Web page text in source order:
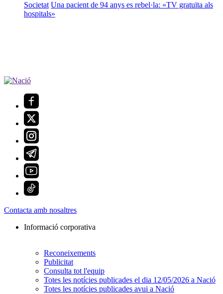
Societat Una pacient de 94 anys es rebel·la: «TV gratuïta als
hospitals»
Contacta amb nosaltres
Informació corporativa
Reconeixements
Publicitat
Consulta tot l'equip
Totes les notícies publicades el dia 12/05/2026 a Nació
Totes les notícies publicades avui a Nació